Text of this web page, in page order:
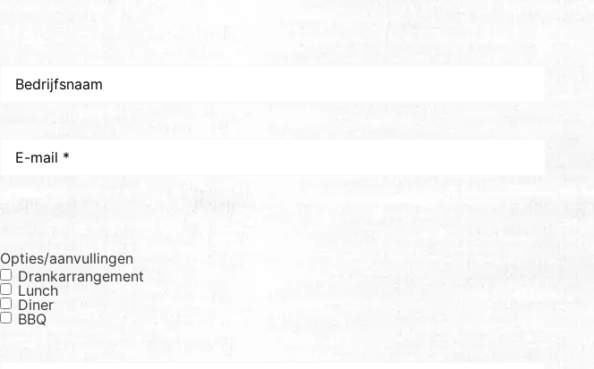
mail*
Opties/aanvullingen
Drankarrangement
Lunch
Diner
BBQ